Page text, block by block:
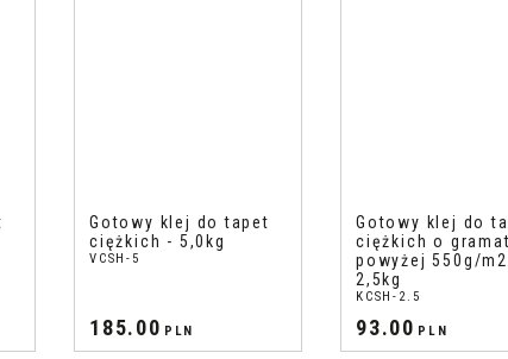
Gotowy klej do tapet
ciężkich - 5,0kg
VCSH-5
185.00 PLN
Gotowy klej do
ciężkich o
powyżej 550g/
2,5kg
KCSH-2.5
93.00 PLN